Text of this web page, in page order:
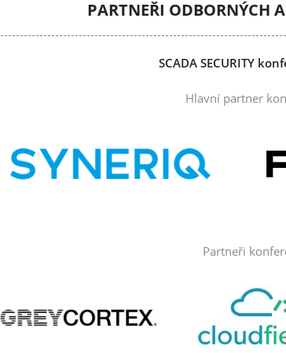
PARTNEŘI ODBORNÝCH
SCADA SECURITY
Hlavní partner
Partneři